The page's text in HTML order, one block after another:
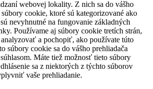
webovej lokality. Z nich sa do vášho
cookie, ktoré sú kategorizované ako
nevyhnutné na fungovanie základných
Používame aj súbory cookie tretích strán,
a pochopiť, ako používate túto
súbory cookie sa do vášho prehliadača
Máte tiež možnosť tieto súbory
sa z niektorých z týchto súborov
vaše prehliadanie.